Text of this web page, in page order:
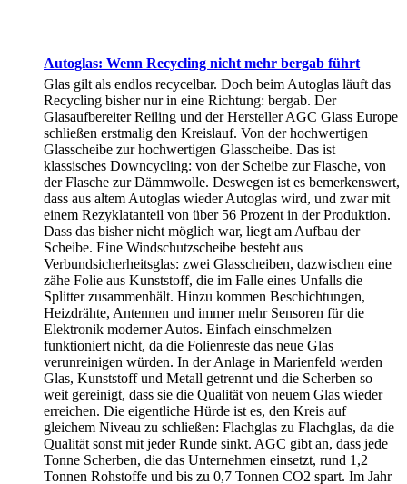
Autoglas: Wenn Recycling nicht mehr bergab führt
Glas gilt als endlos recycelbar. Doch beim Autoglas läuft das
Recycling bisher nur in eine Richtung: bergab. Der
Glasaufbereiter Reiling und der Hersteller AGC Glass Europe
schließen erstmalig den Kreislauf. Von der hochwertigen
Glasscheibe zur hochwertigen Glasscheibe. Das ist
klassisches Downcycling: von der Scheibe zur Flasche, von
der Flasche zur Dämmwolle. Deswegen ist es bemerkenswert,
dass aus altem Autoglas wieder Autoglas wird, und zwar mit
einem Rezyklatanteil von über 56 Prozent in der Produktion.
Dass das bisher nicht möglich war, liegt am Aufbau der
Scheibe. Eine Windschutzscheibe besteht aus
Verbundsicherheitsglas: zwei Glasscheiben, dazwischen eine
zähe Folie aus Kunststoff, die im Falle eines Unfalls die
Splitter zusammenhält. Hinzu kommen Beschichtungen,
Heizdrähte, Antennen und immer mehr Sensoren für die
Elektronik moderner Autos. Einfach einschmelzen
funktioniert nicht, da die Folienreste das neue Glas
verunreinigen würden. In der Anlage in Marienfeld werden
Glas, Kunststoff und Metall getrennt und die Scherben so
weit gereinigt, dass sie die Qualität von neuem Glas wieder
erreichen. Die eigentliche Hürde ist es, den Kreis auf
gleichem Niveau zu schließen: Flachglas zu Flachglas, da die
Qualität sonst mit jeder Runde sinkt. AGC gibt an, dass jede
Tonne Scherben, die das Unternehmen einsetzt, rund 1,2
Tonnen Rohstoffe und bis zu 0,7 Tonnen CO2 spart. Im Jahr